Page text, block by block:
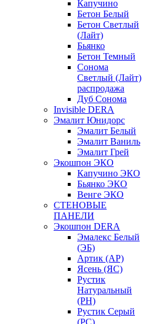
Капучино
Бетон Белый
Бетон Светлый
(Лайт)
Бьянко
Бетон Темный
Сонома
Светлый (Лайт)
распродажа
Дуб Сонома
Invisible DERA
Эмалит Юнидорс
Эмалит Белый
Эмалит Ваниль
Эмалит Грей
Экошпон ЭКО
Капучино ЭКО
Бьянко ЭКО
Венге ЭКО
СТЕНОВЫЕ
ПАНЕЛИ
Экошпон DERA
Эмалекс Белый
(ЭБ)
Артик (АР)
Ясень (ЯС)
Рустик
Натуральный
(РН)
Рустик Серый
(РС)